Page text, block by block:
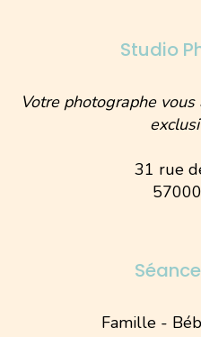
Studio
Votre photographe
31 rue
Famille -